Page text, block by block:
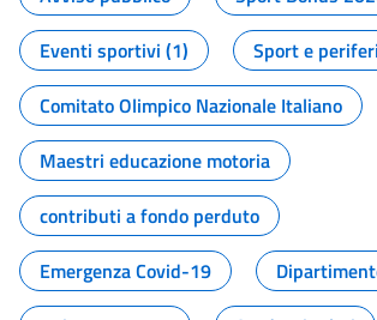
Eventi sportivi (1)
Sport e
Comitato Olimpico Nazionale Italiano
Maestri educazione motoria
contributi a fondo perduto
Emergenza Covid-19